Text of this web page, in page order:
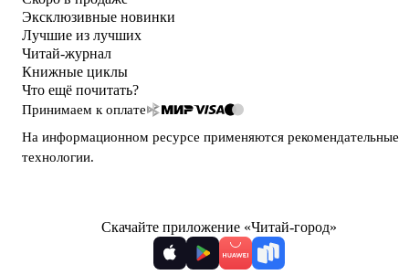
Эксклюзивные новинки
Лучшие из лучших
Читай-журнал
Книжные циклы
Что ещё почитать?
Принимаем к оплате
На информационном ресурсе применяются рекомендательные
технологии.
Скачайте приложение «Читай-город»